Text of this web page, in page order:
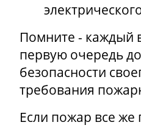
Помните - каждый
первую очередь
безопасности
требования
Если пожар все